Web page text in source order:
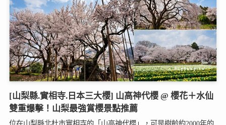
[山梨縣.實相寺.日本三大櫻] 山高神代櫻 @ 櫻花＋水仙
雙重爆擊！山梨最強賞櫻景點推薦